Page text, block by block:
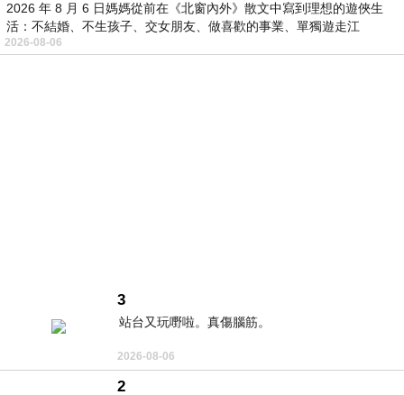
2026 年 8 月 6 日媽媽從前在《北窗內外》散文中寫到理想的遊俠生
活：不結婚、不生孩子、交女朋友、做喜歡的事業、單獨遊走江
湖⋯⋯，
2026-08-06
3
站台又玩嘢啦。真傷腦筋。
2026-08-06
2